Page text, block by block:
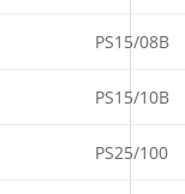
PS15/08B
PS15/10B
PS25/100